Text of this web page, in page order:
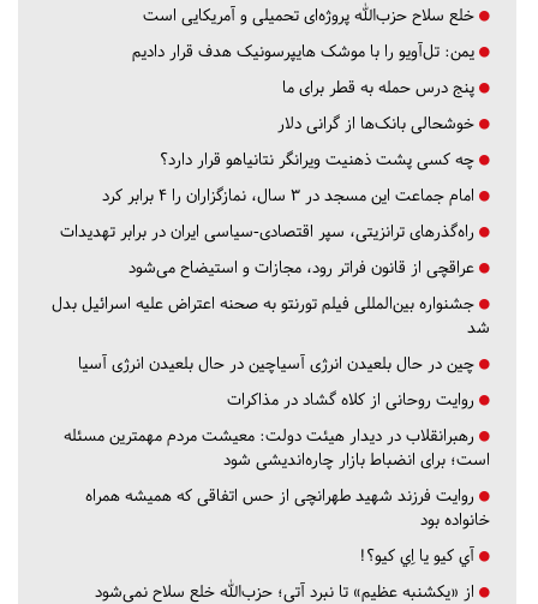
خلع سلاح حزب‌الله پروژه‌ای تحمیلی و آمریکایی است
یمن: تل‌آویو را با موشک هایپرسونیک هدف قرار دادیم
پنج درس‌ حمله به قطر برای ما
خوشحالی بانک‌ها از گرانی دلار
چه کسی پشت ذهنیت ویرانگر نتانیاهو قرار دارد؟
امام جماعت این مسجد در ۳ سال، نمازگزاران را ۴ برابر کرد
راه‌گذرهای ترانزیتی، سپر اقتصادی-سیاسی ایران در برابر تهدیدات
عراقچی از قانون فراتر رود، مجازات و استیضاح می‌شود
جشنواره بین‌المللی فیلم تورنتو به صحنه اعتراض علیه اسرائیل بدل
شد
چین در حال بلعیدن انرژی آسیاچین در حال بلعیدن انرژی آسیا
روایت روحانی از کلاه گشاد در مذاکرات
رهبرانقلاب در دیدار هیئت دولت: معیشت مردم مهمترین مسئله
است؛ برای انضباط بازار چاره‌اندیشی شود
روایت فرزند شهید طهرانچی از حس اتفاقی که همیشه همراه
خانواده بود
آي كيو يا اِي كيو؟!
از «یکشنبه عظیم» تا نبرد آتی؛ حزب‌الله خلع سلاح نمی‌شود